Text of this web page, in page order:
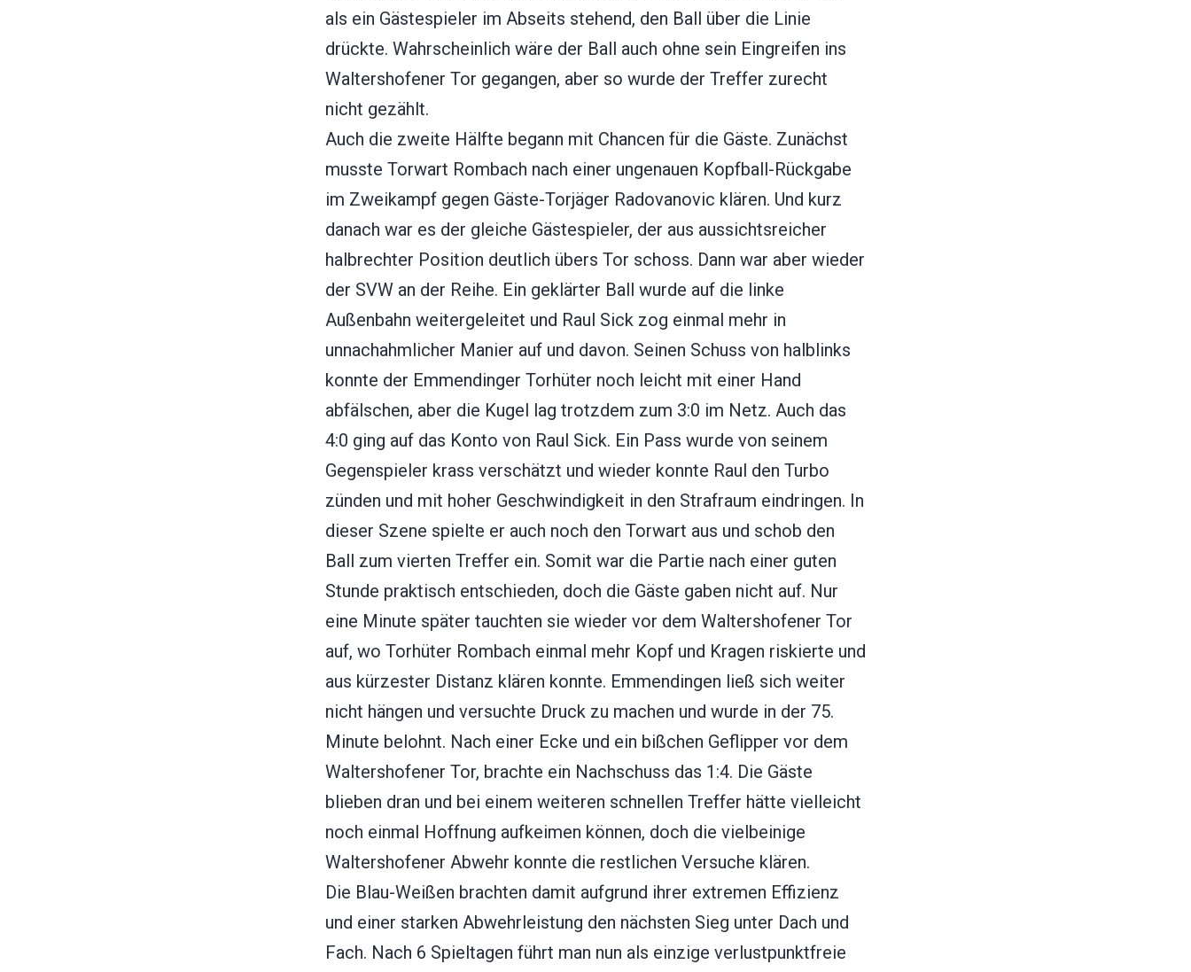
als ein Gästespieler im Abseits stehend, den Ball über die Linie
drückte. Wahrscheinlich wäre der Ball auch ohne sein Eingreifen ins
Waltershofener Tor gegangen, aber so wurde der Treffer zurecht
nicht gezählt.
Auch die zweite Hälfte begann mit Chancen für die Gäste. Zunächst
musste Torwart Rombach nach einer ungenauen Kopfball-Rückgabe
im Zweikampf gegen Gäste-Torjäger Radovanovic klären. Und kurz
danach war es der gleiche Gästespieler, der aus aussichtsreicher
halbrechter Position deutlich übers Tor schoss. Dann war aber wieder
der SVW an der Reihe. Ein geklärter Ball wurde auf die linke
Außenbahn weitergeleitet und Raul Sick zog einmal mehr in
unnachahmlicher Manier auf und davon. Seinen Schuss von halblinks
konnte der Emmendinger Torhüter noch leicht mit einer Hand
abfälschen, aber die Kugel lag trotzdem zum 3:0 im Netz. Auch das
4:0 ging auf das Konto von Raul Sick. Ein Pass wurde von seinem
Gegenspieler krass verschätzt und wieder konnte Raul den Turbo
zünden und mit hoher Geschwindigkeit in den Strafraum eindringen. In
dieser Szene spielte er auch noch den Torwart aus und schob den
Ball zum vierten Treffer ein. Somit war die Partie nach einer guten
Stunde praktisch entschieden, doch die Gäste gaben nicht auf. Nur
eine Minute später tauchten sie wieder vor dem Waltershofener Tor
auf, wo Torhüter Rombach einmal mehr Kopf und Kragen riskierte und
aus kürzester Distanz klären konnte. Emmendingen ließ sich weiter
nicht hängen und versuchte Druck zu machen und wurde in der 75.
Minute belohnt. Nach einer Ecke und ein bißchen Geflipper vor dem
Waltershofener Tor, brachte ein Nachschuss das 1:4. Die Gäste
blieben dran und bei einem weiteren schnellen Treffer hätte vielleicht
noch einmal Hoffnung aufkeimen können, doch die vielbeinige
Waltershofener Abwehr konnte die restlichen Versuche klären.
Die Blau-Weißen brachten damit aufgrund ihrer extremen Effizienz
und einer starken Abwehrleistung den nächsten Sieg unter Dach und
Fach. Nach 6 Spieltagen führt man nun als einzige verlustpunktfreie